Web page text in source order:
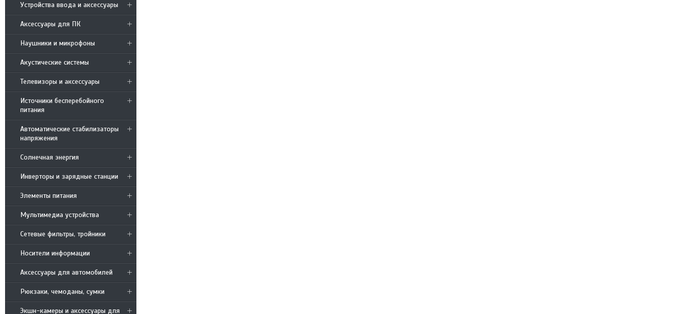
Устройства ввода и аксессуары
Аксессуары для ПК
Наушники и микрофоны
Акустические системы
Телевизоры и аксессуары
Источники бесперебойного
питания
Автоматические стабилизаторы
напряжения
Солнечная энергия
Инверторы и зарядные станции
Элементы питания
Мультимедиа устройства
Сетевые фильтры, тройники
Носители информации
Аксессуары для автомобилей
Рюкзаки, чемоданы, сумки
Экшн-камеры и аксессуары для